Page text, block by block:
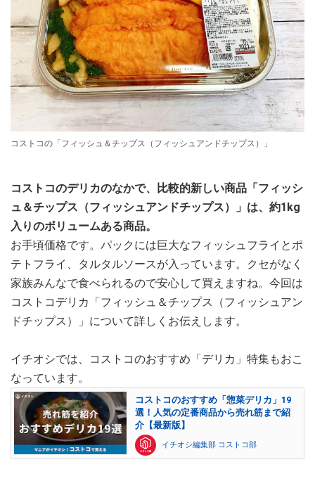
コストコの「フィッシュ＆チップス（フィッシュアンドチップス）」
コストコのデリカのなかで、比較的新しい商品「フィッシ
ュ＆チップス（フィッシュアンドチップス）」は、約1kg
入りのボリュームある商品。
お手頃価格です。パックには巨大なフィッシュフライとポ
テトフライ、タルタルソースが入っています。クセがなく
家族みんなで食べられるので安心して買えますね。今回は
コストコデリカ「フィッシュ＆チップス（フィッシュアン
ドチップス）」について詳しくお伝えします。
イチオシでは、コストコのおすすめ「デリカ」特集もおこ
なっています。
コストコのおすすめ「惣菜デリカ」19
選！人気の定番商品から売れ筋まで紹
介【最新版】
イチオシ編集部 コストコ部